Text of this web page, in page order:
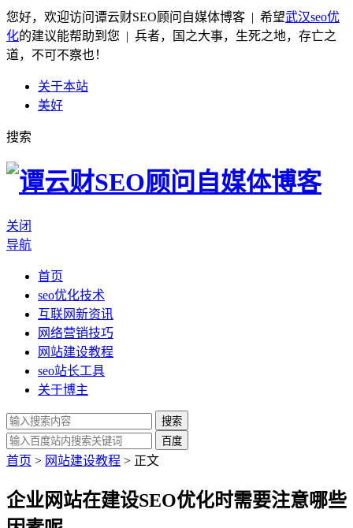
您好，欢迎访问谭云财SEO顾问自媒体博客 | 希望武汉seo优
化的建议能帮助到您 | 兵者，国之大事，生死之地，存亡之
道，不可不察也！
关于本站
美好
搜索
关闭
导航
首页
seo优化技术
互联网新资讯
网络营销技巧
网站建设教程
seo站长工具
关于博主
搜索
百度
首页 > 网站建设教程 > 正文
企业网站在建设SEO优化时需要注意哪些